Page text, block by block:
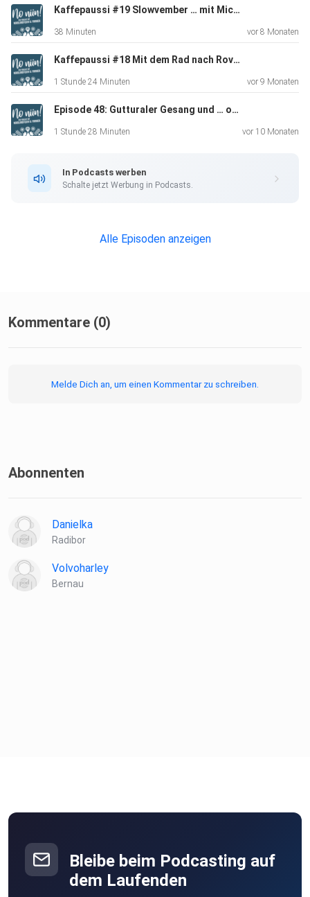
[10:10] Bitte einsteigen! Der Norientexpress. Das wäre ja
einer monumentalen Tove Jansson Ausstellung
[31:55] Merch-Alert und euer Support
Kaffepaussi #19 Slowvember … mit Michaela von mahtava.de
38 Minuten vor 8 Monaten
Kaffepaussi #18 Mit dem Rad nach Rovaniemi… mit Andrea (Community-Folge)
1 Stunde 24 Minuten vor 9 Monaten
Episode 48: Gutturaler Gesang und … oh, ein Eichhörnchen!
1 Stunde 28 Minuten vor 10 Monaten
In Podcasts werben
Schalte jetzt Werbung in Podcasts.
Alle Episoden anzeigen
Kommentare (0)
Melde Dich an, um einen Kommentar zu schreiben.
Abonnenten
Danielka
Radibor
Volvoharley
Bernau
Bleibe beim Podcasting auf
dem Laufenden